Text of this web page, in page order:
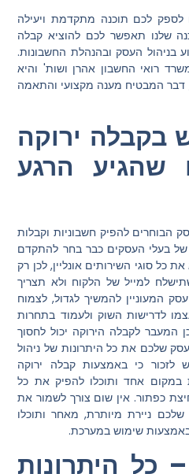
לכם תוכנה מתקדמת ויעילה
שלנו תאפשר לכם להוציא קבלה
בניהול העסק ובהנהלת החשבונות.
רואי החשבון אהרן ושות' והיא
דבר המבטיח מענה מקצועי והתאמה
בקבלה ירוקה
שהגיע הרגע
הבוחרים להפיק חשבוניות וקבלות
של בעלי העסקים כבר בחר להתקדם
כל סוגי השירותים אונליין, לכן רק
למייל של הלקוח ולא תצריך
המעוניין להמשיך לגדול, לצמוח
לדרישות השוק ולעמוד בתחרות
המעבר לקבלה הירוקה יכול לחסוך
שלכם את כל היתרונות של ניהול
לזכור כי באמצעות קבלה ירוקה
במקום אחד ותוכלו להפיק את כל
כפתור. אין שום צורך לשמור את
ניירת מיותרת, מאחר ותוכלו
שימוש במערכת.
כל היתרונות